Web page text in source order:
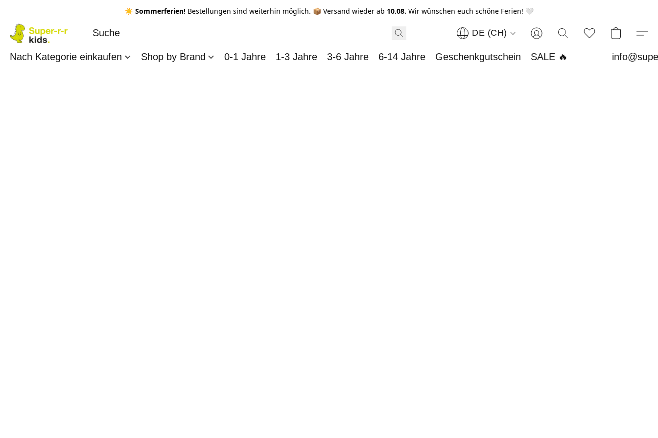
☀️ Sommerferien! Bestellungen sind weiterhin möglich. 📦 Versand wieder ab 10.08. Wir wünschen euch schöne Ferien! 🤍
DE (CH)
Nach Kategorie einkaufen Shop by Brand 0-1 Jahre 1-3 Jahre 3-6 Jahre 6-14 Jahre Geschenkgutschein SALE 🔥